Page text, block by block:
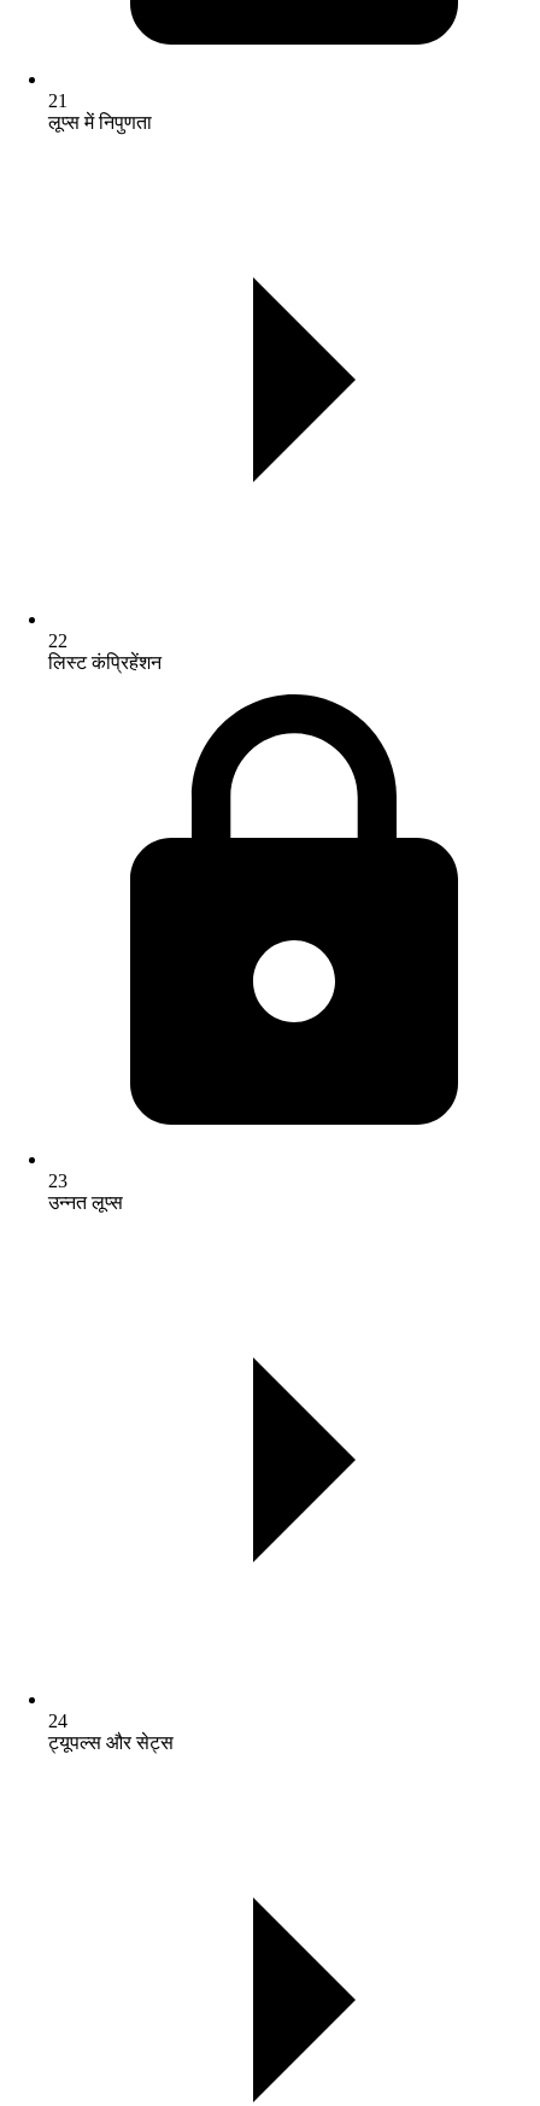
21
लूप्स में निपुणता
22
लिस्ट कंप्रिहेंशन
23
उन्नत लूप्स
24
ट्यूपल्स और सेट्स